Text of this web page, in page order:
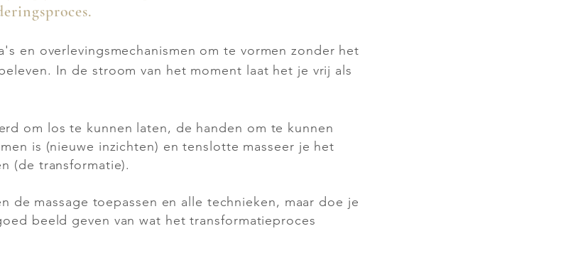
en overlevingsmechanismen om te vormen zonder het
In de stroom van het moment laat het je vrij als
om los te kunnen laten, de handen om te kunnen
is (nieuwe inzichten) en tenslotte masseer je het
(de transformatie).
de massage toepassen en alle technieken, maar doe je
beeld geven van wat het transformatieproces